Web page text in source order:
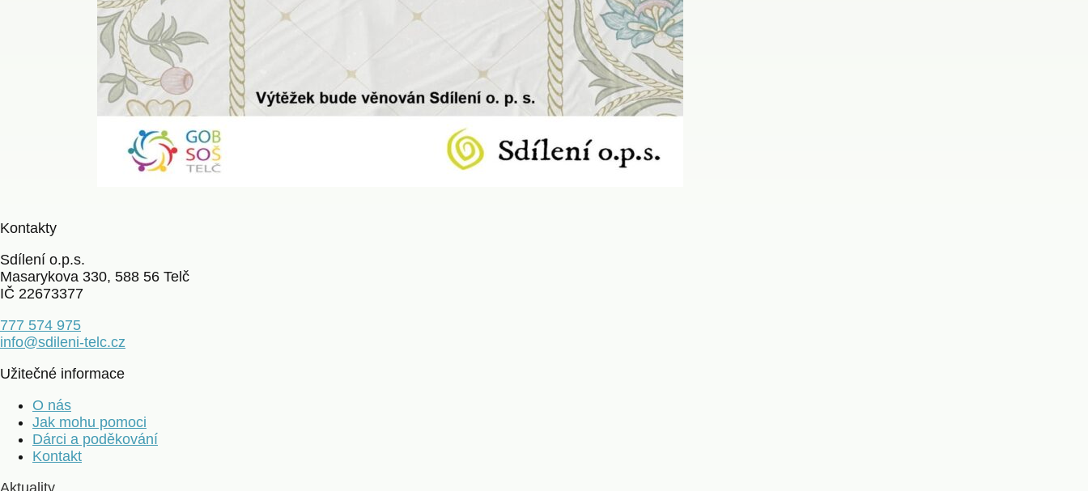
Kontakty
Sdílení o.p.s.
Masarykova 330, 588 56 Telč
IČ 22673377
777 574 975
info@sdileni-telc.cz
Užitečné informace
O nás
Jak mohu pomoci
Dárci a poděkování
Kontakt
Aktuality